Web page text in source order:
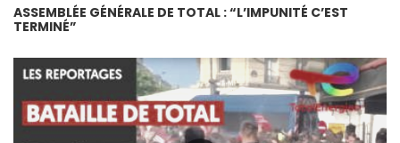
ASSEMBLÉE GÉNÉRALE DE TOTAL : “L’IMPUNITÉ C’EST
TERMINÉ”